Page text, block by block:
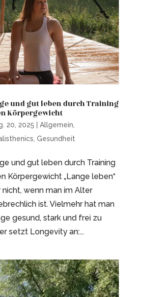
und gut leben durch Training
Körpergewicht
20, 2025 | Allgemein
Gesundheit
und gut leben durch Training
Körpergewicht „Lange leben“
nicht, wenn man im Alter
ist. Vielmehr hat man
gesund, stark und frei zu
setzt Longevity an:...